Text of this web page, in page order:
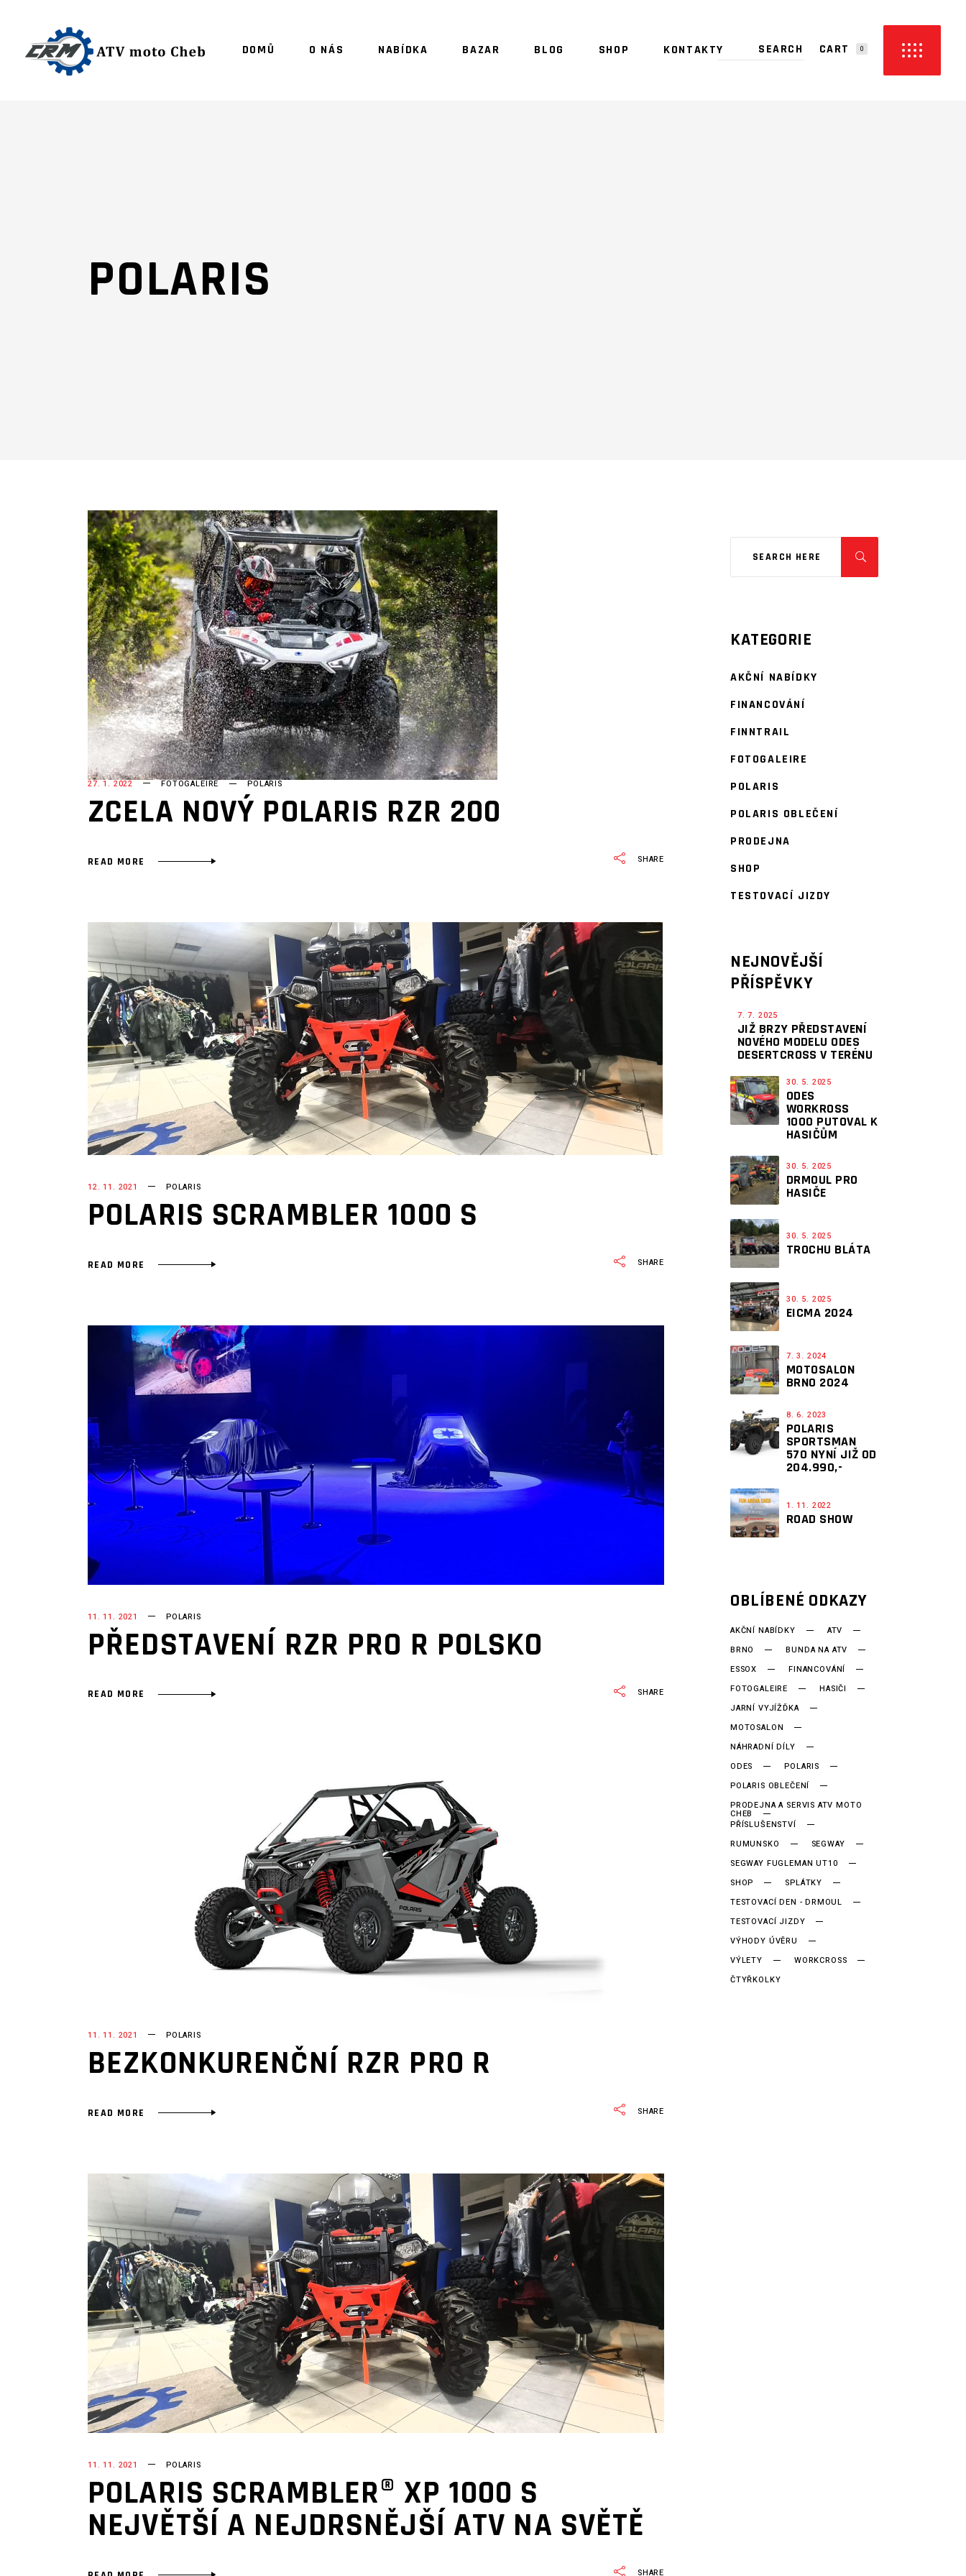
DOMŮ O NÁS NABÍDKA BAZAR BLOG SHOP KONTAKTY CART 0
POLARIS
27. 1. 2022 FOTOGALEIRE POLARIS
ZCELA NOVÝ POLARIS RZR 200
READ MORE SHARE
12. 11. 2021 POLARIS
POLARIS SCRAMBLER 1000 S
READ MORE SHARE
11. 11. 2021 POLARIS
PŘEDSTAVENÍ RZR PRO R POLSKO
READ MORE SHARE
11. 11. 2021 POLARIS
BEZKONKURENČNÍ RZR PRO R
READ MORE SHARE
11. 11. 2021 POLARIS
POLARIS SCRAMBLER® XP 1000 S
NEJVĚTŠÍ A NEJDRSNĚJŠÍ ATV NA SVĚTĚ
SHARE
KATEGORIE
AKČNÍ NABÍDKY
FINANCOVÁNÍ
FINNTRAIL
FOTOGALEIRE
POLARIS
POLARIS OBLEČENÍ
PRODEJNA
SHOP
TESTOVACÍ JIZDY
NEJNOVĚJŠÍ
PŘÍSPĚVKY
7. 7. 2025
JIŽ BRZY PŘEDSTAVENÍ
NOVÉHO MODELU ODES
DESERTCROSS V TERÉNU
30. 5. 2025
ODES
WORKROSS
1000 PUTOVAL K
HASIČŮM
30. 5. 2025
DRMOUL PRO
HASIČE
30. 5. 2025
TROCHU BLÁTA
30. 5. 2025
EICMA 2024
7. 3. 2024
MOTOSALON
BRNO 2024
8. 6. 2023
POLARIS
SPORTSMAN
570 NYNÍ JIŽ OD
204.990,-
1. 11. 2022
ROAD SHOW
OBLÍBENÉ ODKAZY
AKČNÍ NABÍDKY
ATV
BRNO
BUNDA NA ATV
ESSOX
FINANCOVÁNÍ
FOTOGALEIRE
HASIČI
JARNÍ VYJÍŽĎKA
MOTOSALON
NÁHRADNÍ DÍLY
ODES
POLARIS
POLARIS OBLEČENÍ
PRODEJNA A SERVIS ATV MOTO
CHEB
PŘÍSLUŠENSTVÍ
RUMUNSKO
SEGWAY
SEGWAY FUGLEMAN UT10
SHOP
SPLÁTKY
TESTOVACÍ DEN - DRMOUL
TESTOVACÍ JIZDY
VÝHODY ÚVĚRU
VÝLETY
WORKCROSS
ČTYŘKOLKY